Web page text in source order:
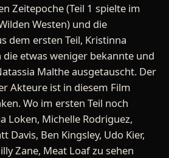
Zeitepoche (Teil 1 spielte im
Westen) und die
dem ersten Teil, Kristinna
etwas weniger bekannte und
Malthe ausgetauscht. Der
Akteure ist in diesem Film
Wo im ersten Teil noch
Loken, Michelle Rodriguez,
Davis, Ben Kingsley, Udo Kier,
Zane, Meat Loaf zu sehen